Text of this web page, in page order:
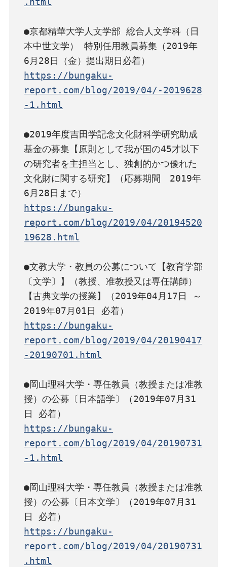
●京都精華大学人文学部 総合人文学科（日
本中世文学） 特別任用教員募集（2019年
https://bungaku-
report.com/blog/2019/04/-2019628
-1.html
●2019年度吉田学記念文化財科学研究助成
基金の募集【原則として我が国の45才以下
の研究者を主担当とし、独創的かつ優れた
文化財に関する研究】（応募期間　2019年
https://bungaku-
report.com/blog/2019/04/20194520
19628.html
●文教大学・教員の公募について【教育学部
〔文学〕】（教授、准教授又は専任講師）
【古典文学の授業】（2019年04月17日 ～
https://bungaku-
report.com/blog/2019/04/20190417
-20190701.html
●岡山理科大学・専任教員（教授または准教
授）の公募〔日本語学〕（2019年07月31
https://bungaku-
report.com/blog/2019/04/20190731
-1.html
●岡山理科大学・専任教員（教授または准教
授）の公募〔日本文学〕（2019年07月31
https://bungaku-
report.com/blog/2019/04/20190731
.html